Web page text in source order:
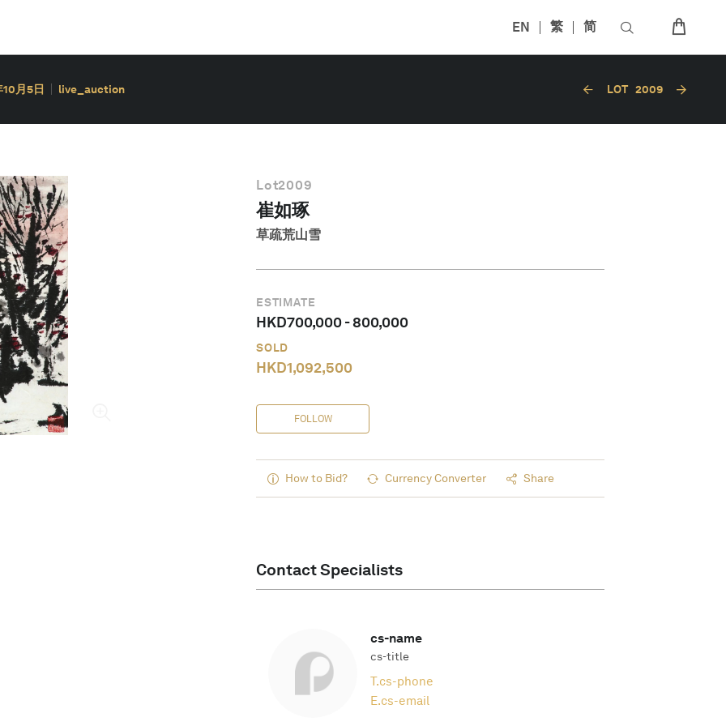
EN 繁 简
月5日 live_auction LOT 2009
Lot2009
崔如琢
草疏荒山雪
ESTIMATE
HKD700,000-800,000
SOLD
HKD1,092,500
FOLLOW
How to Bid? Currency Converter Share
Contact Specialists
cs-name
cs-title
T.cs-phone
E.cs-email